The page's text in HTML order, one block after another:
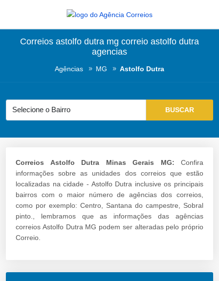
Correios astolfo dutra mg correio astolfo dutra
agencias
Agências MG Astolfo Dutra
Correios Astolfo Dutra Minas Gerais MG: Confira
informações sobre as unidades dos correios que estão
localizadas na cidade - Astolfo Dutra inclusive os principais
bairros com o maior número de agências dos correios,
como por exemplo: Centro, Santana do campestre, Sobral
pinto., lembramos que as informações das agências
correios Astolfo Dutra MG podem ser alteradas pelo próprio
Correio.